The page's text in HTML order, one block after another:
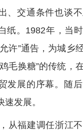
、交通条件也谈
纸。1982年，当
许”通告，为城乡
毛换糖”的传统，
发展的序幕。随
发展。
从福建调任浙江